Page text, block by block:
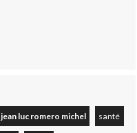
jean luc romero michel santé